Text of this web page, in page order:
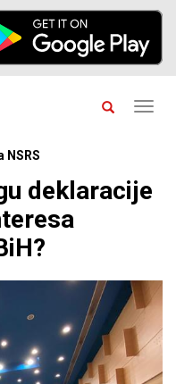
NSRS
deklaracije